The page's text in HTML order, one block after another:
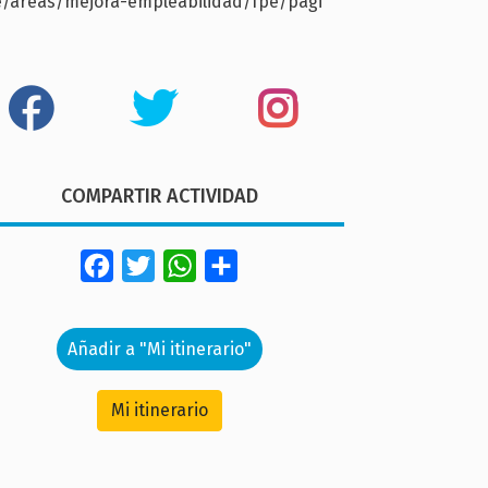
COMPARTIR ACTIVIDAD
Facebook
Twitter WhatsApp
Añadir a "Mi itinerario"
Mi itinerario